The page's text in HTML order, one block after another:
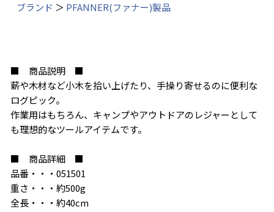
ブランド ＞ PFANNER(ファナー)製品
■ 商品説明 ■
薪や木材など小木を拾い上げたり、手操り寄せるのに便利な
ログピック。
作業用はもちろん、キャンプやアウトドアのレジャーとして
も理想的なツールアイテムです。
■ 商品詳細 ■
品番・・・051501
重さ・・・約500g
全長・・・約40cm